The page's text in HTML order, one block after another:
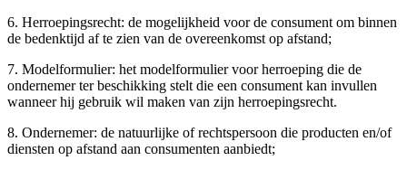
6. Herroepingsrecht: de mogelijkheid voor de consument om binnen
de bedenktijd af te zien van de overeenkomst op afstand;
7. Modelformulier: het modelformulier voor herroeping die de
ondernemer ter beschikking stelt die een consument kan invullen
wanneer hij gebruik wil maken van zijn herroepingsrecht.
8. Ondernemer: de natuurlijke of rechtspersoon die producten en/of
diensten op afstand aan consumenten aanbiedt;